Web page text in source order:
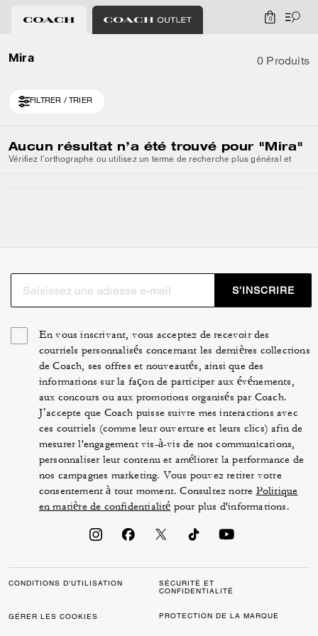
0
Mira 0 Produits
FILTRER / TRIER
Aucun résultat n’a été trouvé pour "Mira"
Vérifiez l’orthographe ou utilisez un terme de recherche plus général et
S’INSCRIRE
En vous inscrivant, vous acceptez de recevoir des
courriels personnalisés concernant les dernières collections
de Coach, ses offres et nouveautés, ainsi que des
informations sur la façon de participer aux événements,
aux concours ou aux promotions organisés par Coach.
J’accepte que Coach puisse suivre mes interactions avec
ces courriels (comme leur ouverture et leurs clics) afin de
mesurer l'engagement vis-à-vis de nos communications,
personnaliser leur contenu et améliorer la performance de
nos campagnes marketing. Vous pouvez retirer votre
consentement à tout moment. Consultez notre Politique
en matière de confidentialité pour plus d'informations.
CONDITIONS D'UTILISATION
SÉCURITÉ ET
CONFIDENTIALITÉ
GÉRER LES COOKIES PROTECTION DE LA MARQUE